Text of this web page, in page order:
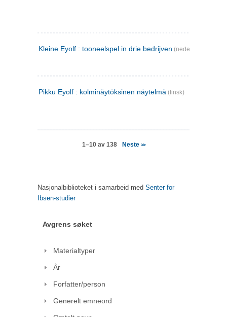
Kleine Eyolf : tooneelspel in drie bedrijven (nederlandsk)
Pikku Eyolf : kolminäytöksinen näytelmä (finsk)
1–10 av 138 Neste >>
Nasjonalbiblioteket i samarbeid med Senter for
Ibsen-studier
Avgrens søket
Materialtyper
År
Forfatter/person
Generelt emneord